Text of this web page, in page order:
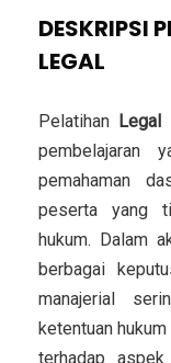
DESKRIPSI
LEGAL
Pelatihan Legal
pembelajaran
pemahaman
peserta yang
hukum. Dalam
berbagai
manajerial
ketentuan
terhadap